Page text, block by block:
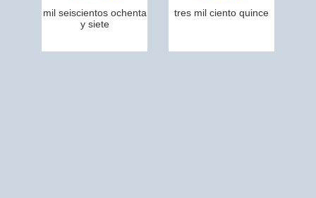
mil seiscientos ochenta
y siete
tres mil ciento quince